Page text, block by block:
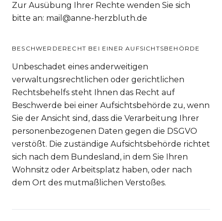
Zur Ausübung Ihrer Rechte wenden Sie sich
bitte an: mail@anne-herzbluth.de
BESCHWERDERECHT BEI EINER AUFSICHTSBEHÖRDE
Unbeschadet eines anderweitigen
verwaltungsrechtlichen oder gerichtlichen
Rechtsbehelfs steht Ihnen das Recht auf
Beschwerde bei einer Aufsichtsbehörde zu, wenn
Sie der Ansicht sind, dass die Verarbeitung Ihrer
personenbezogenen Daten gegen die DSGVO
verstößt. Die zuständige Aufsichtsbehörde richtet
sich nach dem Bundesland, in dem Sie Ihren
Wohnsitz oder Arbeitsplatz haben, oder nach
dem Ort des mutmaßlichen Verstoßes.